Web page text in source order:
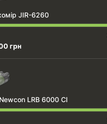
JIR-6260
грн
LRB 6000 CI